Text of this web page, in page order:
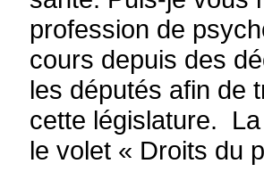
profession de
cours depuis des
les députés afin de
cette législature.
le volet « Droits du